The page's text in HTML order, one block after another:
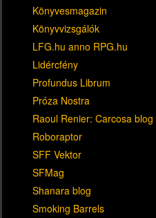
Könyvesmagazin
Könyvvizsgálók
LFG.hu anno RPG.hu
Lidércfény
Profundus Librum
Próza Nostra
Raoul Renier: Carcosa blog
Roboraptor
SFF Vektor
SFMag
Shanara blog
Smoking Barrels